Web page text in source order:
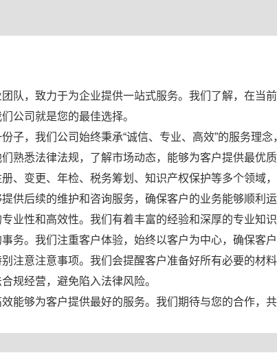
队，致力于为企业提供一站式服务。我们了解，在当
公司就是您的最佳选择。
子，我们公司始终秉承“诚信、专业、高效”的服务理
熟悉法律法规，了解市场动态，能够为客户提供最优质
、变更、年检、税务筹划、知识产权保护等多个领域
供后续的维护和咨询服务，确保客户的业务能够顺利运
业性和高效性。我们有着丰富的经验和深厚的专业知
务。我们注重客户体验，始终以客户为中心，确保客户
注意注意事项。我们会提醒客户准备好所有必要的材
规经营，避免陷入法律风险。
能够为客户提供最好的服务。我们期待与您的合作，共